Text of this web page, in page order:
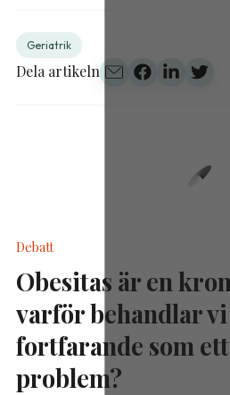
Geriatrik
Dela artikeln
Debatt
Obesitas är en
varför behandlar
fortfarande som
problem?